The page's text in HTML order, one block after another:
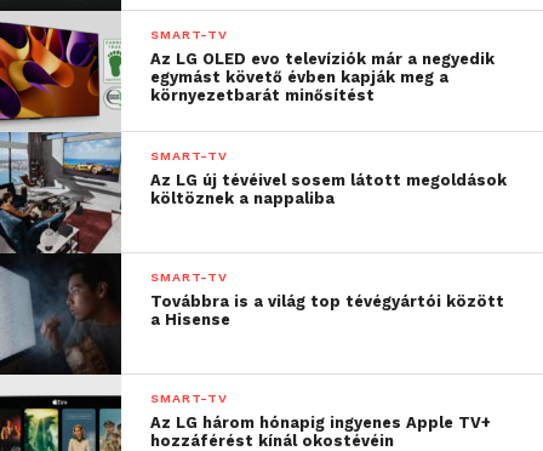
mértékben személyre szabott szolgáltatásokat és
tartalmakat kínál AI funkciói, valamint a webOS
Re:New Program keretében nyújtott öt éven át tartó
rendszeres webOS frissítések révén.
Az LG az ultranagy méretű, prémium kategóriás LCD
tévék iránti vásárlói igényekre válaszolva egy 100
hüvelykes készülék bevezetésével bővíti QNED-
modelljei 40-100 col közötti méretvariációkban
lesznek elérhetőek.
„Megújult 2025-ös LG QNED evo termékcsaládunk
az OLED modellektől megörökölt kiváló
képminőséggel, valamint a valódi vezeték nélküli
SMART-TV
Az LG OLED evo televíziók már a negyedik
egymást követő évben kapják meg a
környezetbarát minősítést
SMART-TV
Az LG új tévéivel sosem látott megoldások
költöznek a nappaliba
SMART-TV
Továbbra is a világ top tévégyártói között
a Hisense
SMART-TV
Az LG három hónapig ingyenes Apple TV+
hozzáférést kínál okostévéin